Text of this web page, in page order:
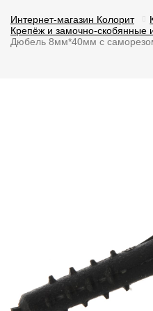
Интернет-магазин Колорит
Крепёж и замочно-скобянные
Дюбель 8мм*40мм с